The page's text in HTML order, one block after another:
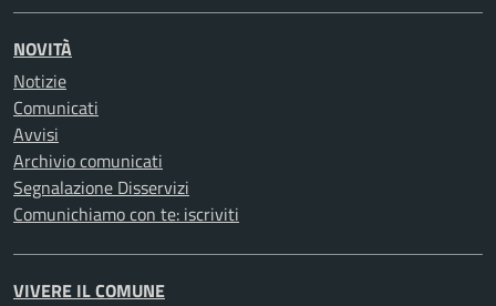
NOVITÀ
Notizie
Comunicati
Avvisi
Archivio comunicati
Segnalazione Disservizi
Comunichiamo con te: iscriviti
VIVERE IL COMUNE